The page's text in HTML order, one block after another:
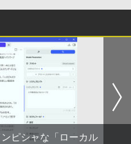
ピシャな「ローカル